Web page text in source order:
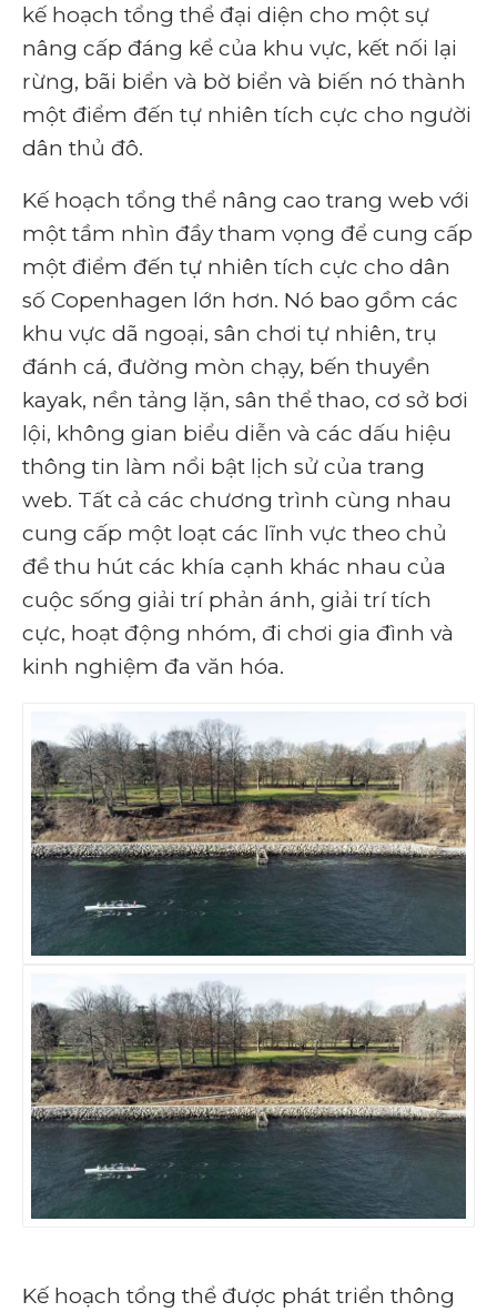
kế hoạch tổng thể đại diện cho một sự
nâng cấp đáng kể của khu vực, kết nối lại
rừng, bãi biển và bờ biển và biến nó thành
một điểm đến tự nhiên tích cực cho người
dân thủ đô.
Kế hoạch tổng thể nâng cao trang web với
một tầm nhìn đầy tham vọng để cung cấp
một điểm đến tự nhiên tích cực cho dân
số Copenhagen lớn hơn. Nó bao gồm các
khu vực dã ngoại, sân chơi tự nhiên, trụ
đánh cá, đường mòn chạy, bến thuyền
kayak, nền tảng lặn, sân thể thao, cơ sở bơi
lội, không gian biểu diễn và các dấu hiệu
thông tin làm nổi bật lịch sử của trang
web. Tất cả các chương trình cùng nhau
cung cấp một loạt các lĩnh vực theo chủ
đề thu hút các khía cạnh khác nhau của
cuộc sống giải trí phản ánh, giải trí tích
cực, hoạt động nhóm, đi chơi gia đình và
kinh nghiệm đa văn hóa.
Kế hoạch tổng thể được phát triển thông